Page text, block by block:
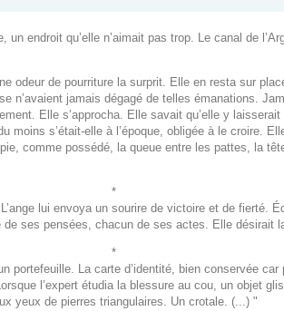
endroit qu’elle n’aimait pas trop. Le canal de
odeur de pourriture la surprit. Elle en resta sur
n’avaient jamais dégagé de telles émanations.
Elle s’approcha. Elle savait qu’elle y
moins s’était-elle à l’époque, obligée à le croire.
comme possédé, la queue entre les pattes, la
*
lui envoya un sourire de victoire et de
ses pensées, chacun de ses actes. Elle désirait
*
portefeuille. La carte d’identité, bien conservée
l’expert étudia la blessure au cou, un objet
yeux de pierres triangulaires. Un crotale. (...) "